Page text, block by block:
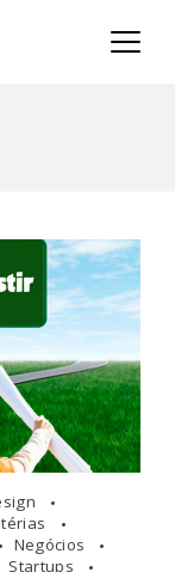
Negócios
Startups